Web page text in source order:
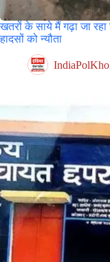
खतरों के साये मैं गढ़ा जा रहा
हादसों को न्यौता